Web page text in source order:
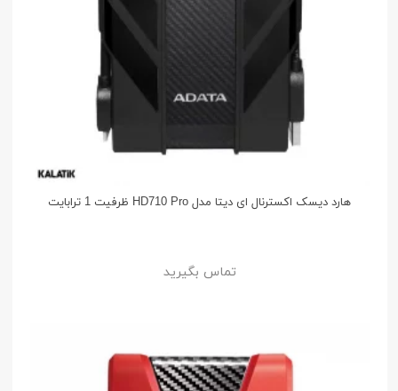
هارد دیسک اکسترنال ای دیتا مدل HD710 Pro ظرفیت 1 ترابایت
تماس بگیرید